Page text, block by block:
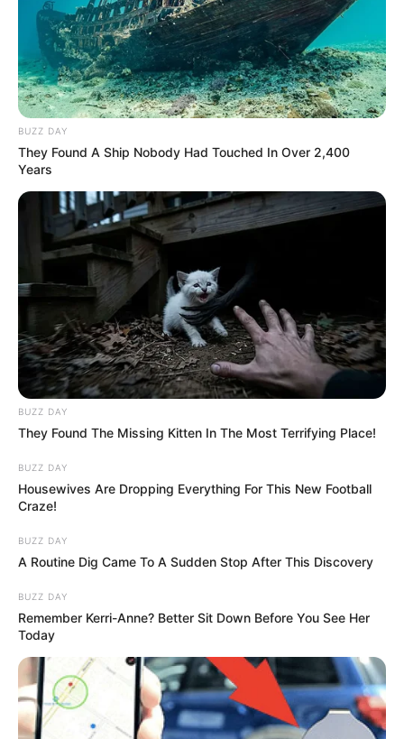
BUZZ DAY
They Found A Ship Nobody Had Touched In Over 2,400
Years
BUZZ DAY
They Found The Missing Kitten In The Most Terrifying Place!
BUZZ DAY
Housewives Are Dropping Everything For This New Football
Craze!
BUZZ DAY
A Routine Dig Came To A Sudden Stop After This Discovery
BUZZ DAY
Remember Kerri-Anne? Better Sit Down Before You See Her
Today